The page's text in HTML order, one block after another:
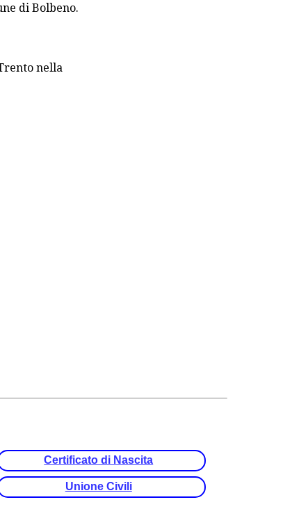
di Bolbeno.
nella
Certificato di Nascita
Unione Civili